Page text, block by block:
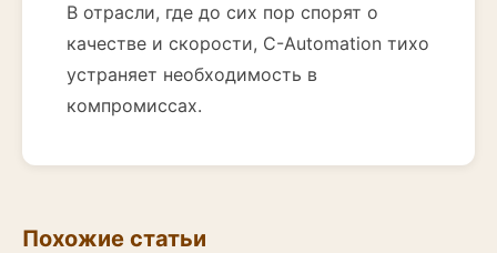
В отрасли, где до сих пор спорят о
качестве и скорости, C-Automation тихо
устраняет необходимость в
компромиссах.
Похожие статьи